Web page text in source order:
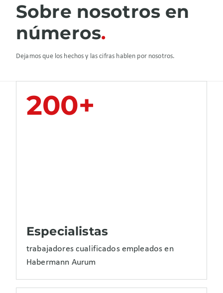
Sobre nosotros en
números
Dejamos que los hechos y las cifras hablen por nosotros.
200+
Especialistas
trabajadores cualificados empleados en
Habermann Aurum